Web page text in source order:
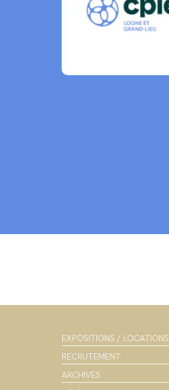
EXPOSITIONS / LOCATIONS
RECRUTEMENT
ARCHIVES